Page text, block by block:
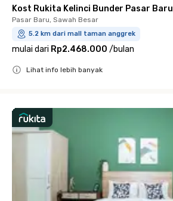
Kost Rukita Kelinci Bunder Pasar Baru
Pasar Baru, Sawah Besar
5.2 km dari mall taman anggrek
mulai dari Rp2.468.000 /bulan
Lihat info lebih banyak